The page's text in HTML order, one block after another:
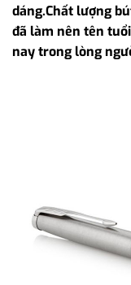
dáng.Chất lượng
đã làm nên tên
nay trong lòng